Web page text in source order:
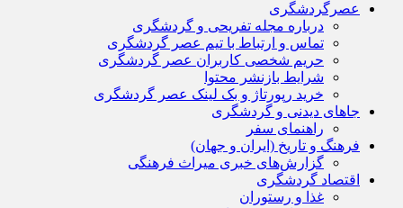
عصرگردشگری
درباره مجله تفریحی و گردشگری
تماس و ارتباط با تیم عصر گردشگری
حریم شخصی کاربران عصر گردشگری
شرایط بازنشر محتوا
خرید رپورتاژ و بک لینک عصر گردشگری
جاهای دیدنی و گردشگری
راهنمای سفر
فرهنگ و تاریخ (ایران و جهان)
گزارش‌های خبری میراث فرهنگی
اقتصاد گردشگری
غذا و رستوران